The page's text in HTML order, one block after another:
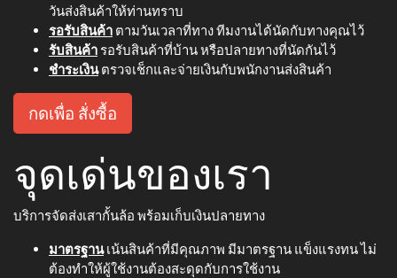
วันส่งสินค้าให้ท่านทราบ
รอรับสินค้า ตามวันเวลาที่ทาง ทีมงานได้นัดกับทางคุณไว้
รับสินค้า รอรับสินค้าที่บ้าน หรือปลายทางที่นัดกันไว้
ชำระเงินตรวจเช็กและจ่ายเงินกับพนักงานส่งสินค้า
กดเพื่อ สั่งซื้อ
จุดเด่นของเรา
บริการจัดส่งเสากั้นล้อ พร้อมเก็บเงินปลายทาง
มาตรฐานเน้นสินค้าที่มีคุณภาพ มีมาตรฐาน แข็งแรงทน ไม่
ต้องทำให้ผู้ใช้งานต้องสะดุดกับการใช้งาน